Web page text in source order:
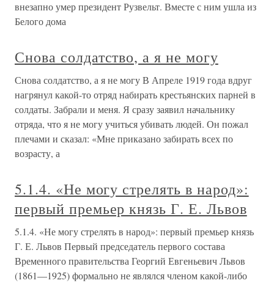
внезапно умер президент Рузвельт. Вместе с ним ушла из
Белого дома
Снова солдатство, а я не могу
Снова солдатство, а я не могу В Апреле 1919 года вдруг
нагрянул какой-то отряд набирать крестьянских парней в
солдаты. Забрали и меня. Я сразу заявил начальнику
отряда, что я не могу учиться убивать людей. Он пожал
плечами и сказал: «Мне приказано забирать всех по
возрасту, а
5.1.4. «Не могу стрелять в народ»:
первый премьер князь Г. Е. Львов
5.1.4. «Не могу стрелять в народ»: первый премьер князь
Г. Е. Львов Первый председатель первого состава
Временного правительства Георгий Евгеньевич Львов
(1861—1925) формально не являлся членом какой-либо